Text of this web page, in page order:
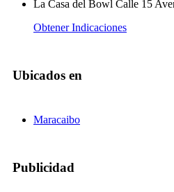
La Casa del Bowl Calle 15
Obtener Indicaciones
Ubicados en
Maracaibo
Publicidad